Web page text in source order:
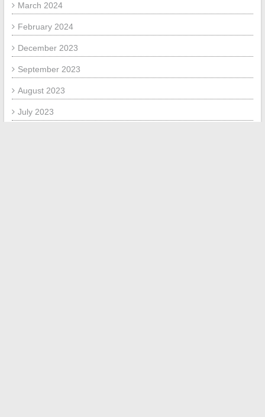
March 2024
February 2024
December 2023
September 2023
August 2023
July 2023